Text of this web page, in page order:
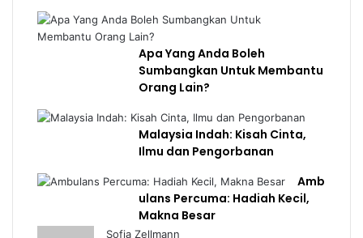
Apa Yang Anda Boleh
Sumbangkan Untuk Membantu
Orang Lain?
Malaysia Indah: Kisah Cinta,
Ilmu dan Pengorbanan
Amb
ulans Percuma: Hadiah Kecil,
Makna Besar
Sofia Zellmann